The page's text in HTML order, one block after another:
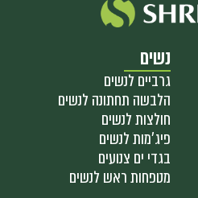
נשים
גרביים לנשים
הלבשה תחתונה לנשים
חולצות לנשים
פיג'מות לנשים
בגדי ים צנועים
מטפחות ראש לנשים